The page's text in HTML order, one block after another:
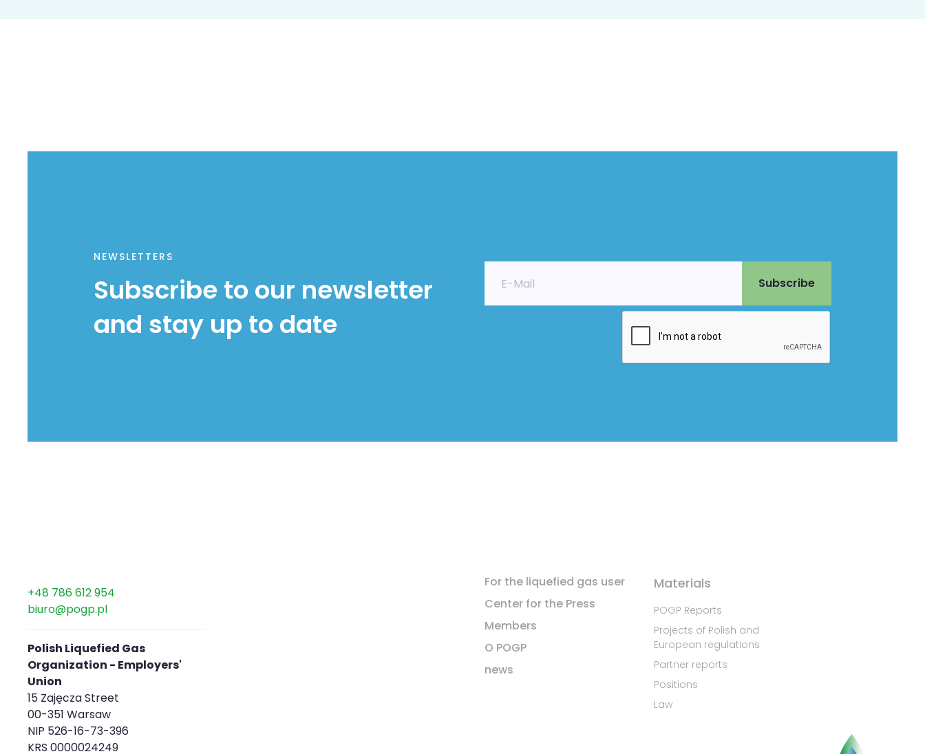
NEWSLETTERS
Subscribe to our newsletter
and stay up to date
+48 786 612 954
biuro@pogp.pl
Polish Liquefied Gas
Organization - Employers'
Union
15 Zajęcza Street
00-351 Warsaw
NIP 526-16-73-396
KRS 0000024249
For the liquefied gas user
Center for the Press
Members
O POGP
news
Materials
POGP Reports
Projects of Polish and
European regulations
Partner reports
Positions
Law